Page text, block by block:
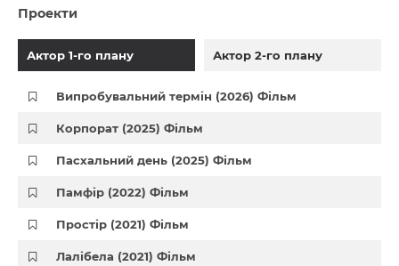
Проекти
Актор 1-го плану Актор 2-го плану
Випробувальний термін (2026) Фільм
Корпорат (2025) Фільм
Пасхальний день (2025) Фільм
Памфір (2022) Фільм
Простір (2021) Фільм
Лалібела (2021) Фільм